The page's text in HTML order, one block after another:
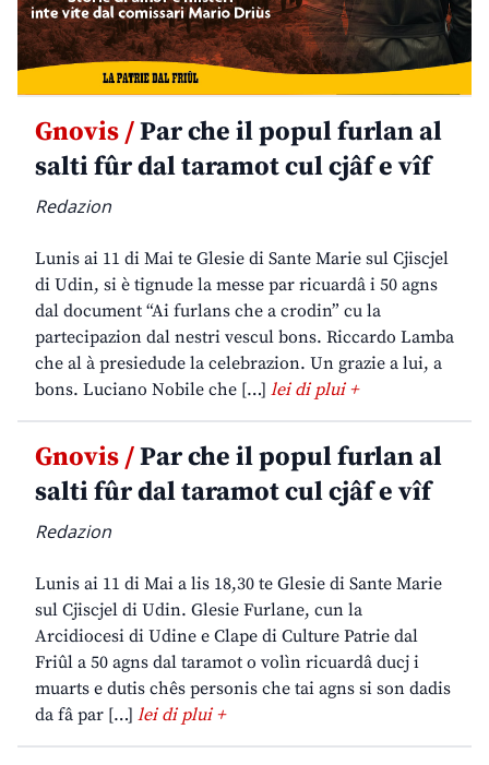
Gnovis /Par che il popul furlan al
salti fûr dal taramot cul cjâf e vîf
Redazion
Lunis ai 11 di Mai te Glesie di Sante Marie sul Cjiscjel
di Udin, si è tignude la messe par ricuardâ i 50 agns
dal document “Ai furlans che a crodin” cu la
partecipazion dal nestri vescul bons. Riccardo Lamba
che al à presiedude la celebrazion. Un grazie a lui, a
bons. Luciano Nobile che […] lei di plui +
Gnovis /Par che il popul furlan al
salti fûr dal taramot cul cjâf e vîf
Redazion
Lunis ai 11 di Mai a lis 18,30 te Glesie di Sante Marie
sul Cjiscjel di Udin. Glesie Furlane, cun la
Arcidiocesi di Udine e Clape di Culture Patrie dal
Friûl a 50 agns dal taramot o volìn ricuardâ ducj i
muarts e dutis chês personis che tai agns si son dadis
da fâ par […] lei di plui +